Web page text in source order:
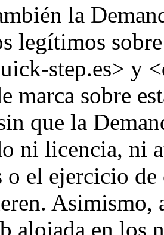
la
legítimos
step.es> y
marca sobre
que la
ni licencia, ni
o el ejercicio
Asimismo,
alojada en los